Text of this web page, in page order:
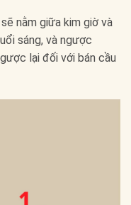
nằm giữa kim giờ và
sáng, và ngược
lại đối với bán cầu